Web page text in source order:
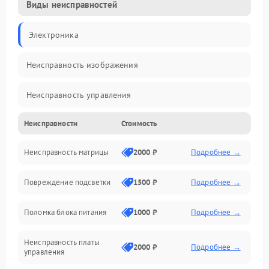
Виды неисправностей
Электроника
Неисправность изображения
Неисправность управления
Неисправность интерфейсов
Прочие неисправности
Неисправность звука
Механические повреждения
Неисправности Стоимость
Неисправность матрицы 2000 ₽ Подробнее →
Повреждение подсветки 1500 ₽ Подробнее →
Поломка блока питания 1000 ₽ Подробнее →
Неисправность платы
управления
2000 ₽ Подробнее →